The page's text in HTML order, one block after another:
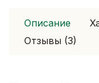
Описание
Отзывы (3)